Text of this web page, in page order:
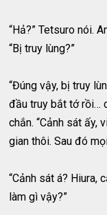
“Hả?” Tetsuro nói.
“Bị truy lùng?”
“Đúng vậy, bị truy
đầu truy bắt tớ rồi…
chắn. “Cảnh sát ấy,
gian thôi. Sau đó
“Cảnh sát á? Hiura,
làm gì vậy?”